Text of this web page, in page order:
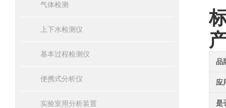
气体检测
上下水检测仪
基本过程检测仪
便携式分析仪
实验室用分析装置
品
应
是